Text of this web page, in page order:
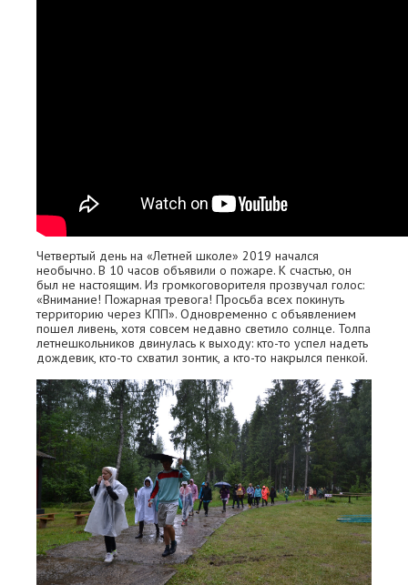
Четвертый день на «Летней школе» 2019 начался
необычно. В 10 часов объявили о пожаре. К счастью, он
был не настоящим. Из громкоговорителя прозвучал голос:
«Внимание! Пожарная тревога! Просьба всех покинуть
территорию через КПП». Одновременно с объявлением
пошел ливень, хотя совсем недавно светило солнце. Толпа
летнешкольников двинулась к выходу: кто-то успел надеть
дождевик, кто-то схватил зонтик, а кто-то накрылся пенкой.